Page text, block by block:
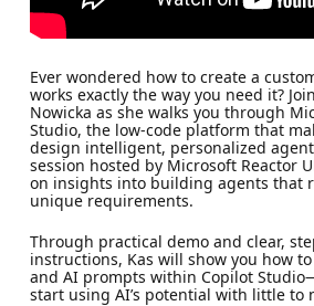
Ever wondered how to create a
works exactly the way you need it?
Nowicka as she walks you through
Studio, the low-code platform that
design intelligent, personalized
session hosted by Microsoft Reactor
on insights into building agents that
unique requirements.
Through practical demo and clear,
instructions, Kas will show you how
and AI prompts within Copilot
start using AI’s potential with little to